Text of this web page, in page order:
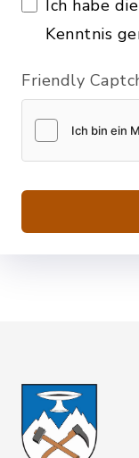
Ich habe die
Kenntnis
Friendly